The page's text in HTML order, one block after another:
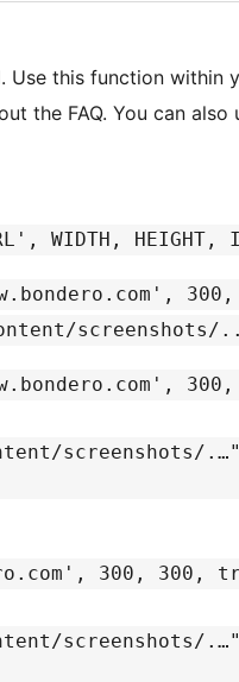
this function within
the FAQ. You can
HEIGHT,
300,
screenshots/
screenshots/
300,
screenshots/